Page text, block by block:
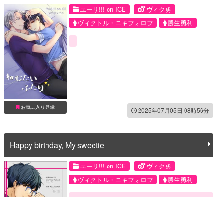
お気に入り登録
ユーリ!!! on ICE
ヴィク勇
ヴィクトル・ニキフォロフ
勝生勇利
2025年07月05日 08時56分
Happy birthday, My sweetie
ユーリ!!! on ICE
ヴィク勇
ヴィクトル・ニキフォロフ
勝生勇利